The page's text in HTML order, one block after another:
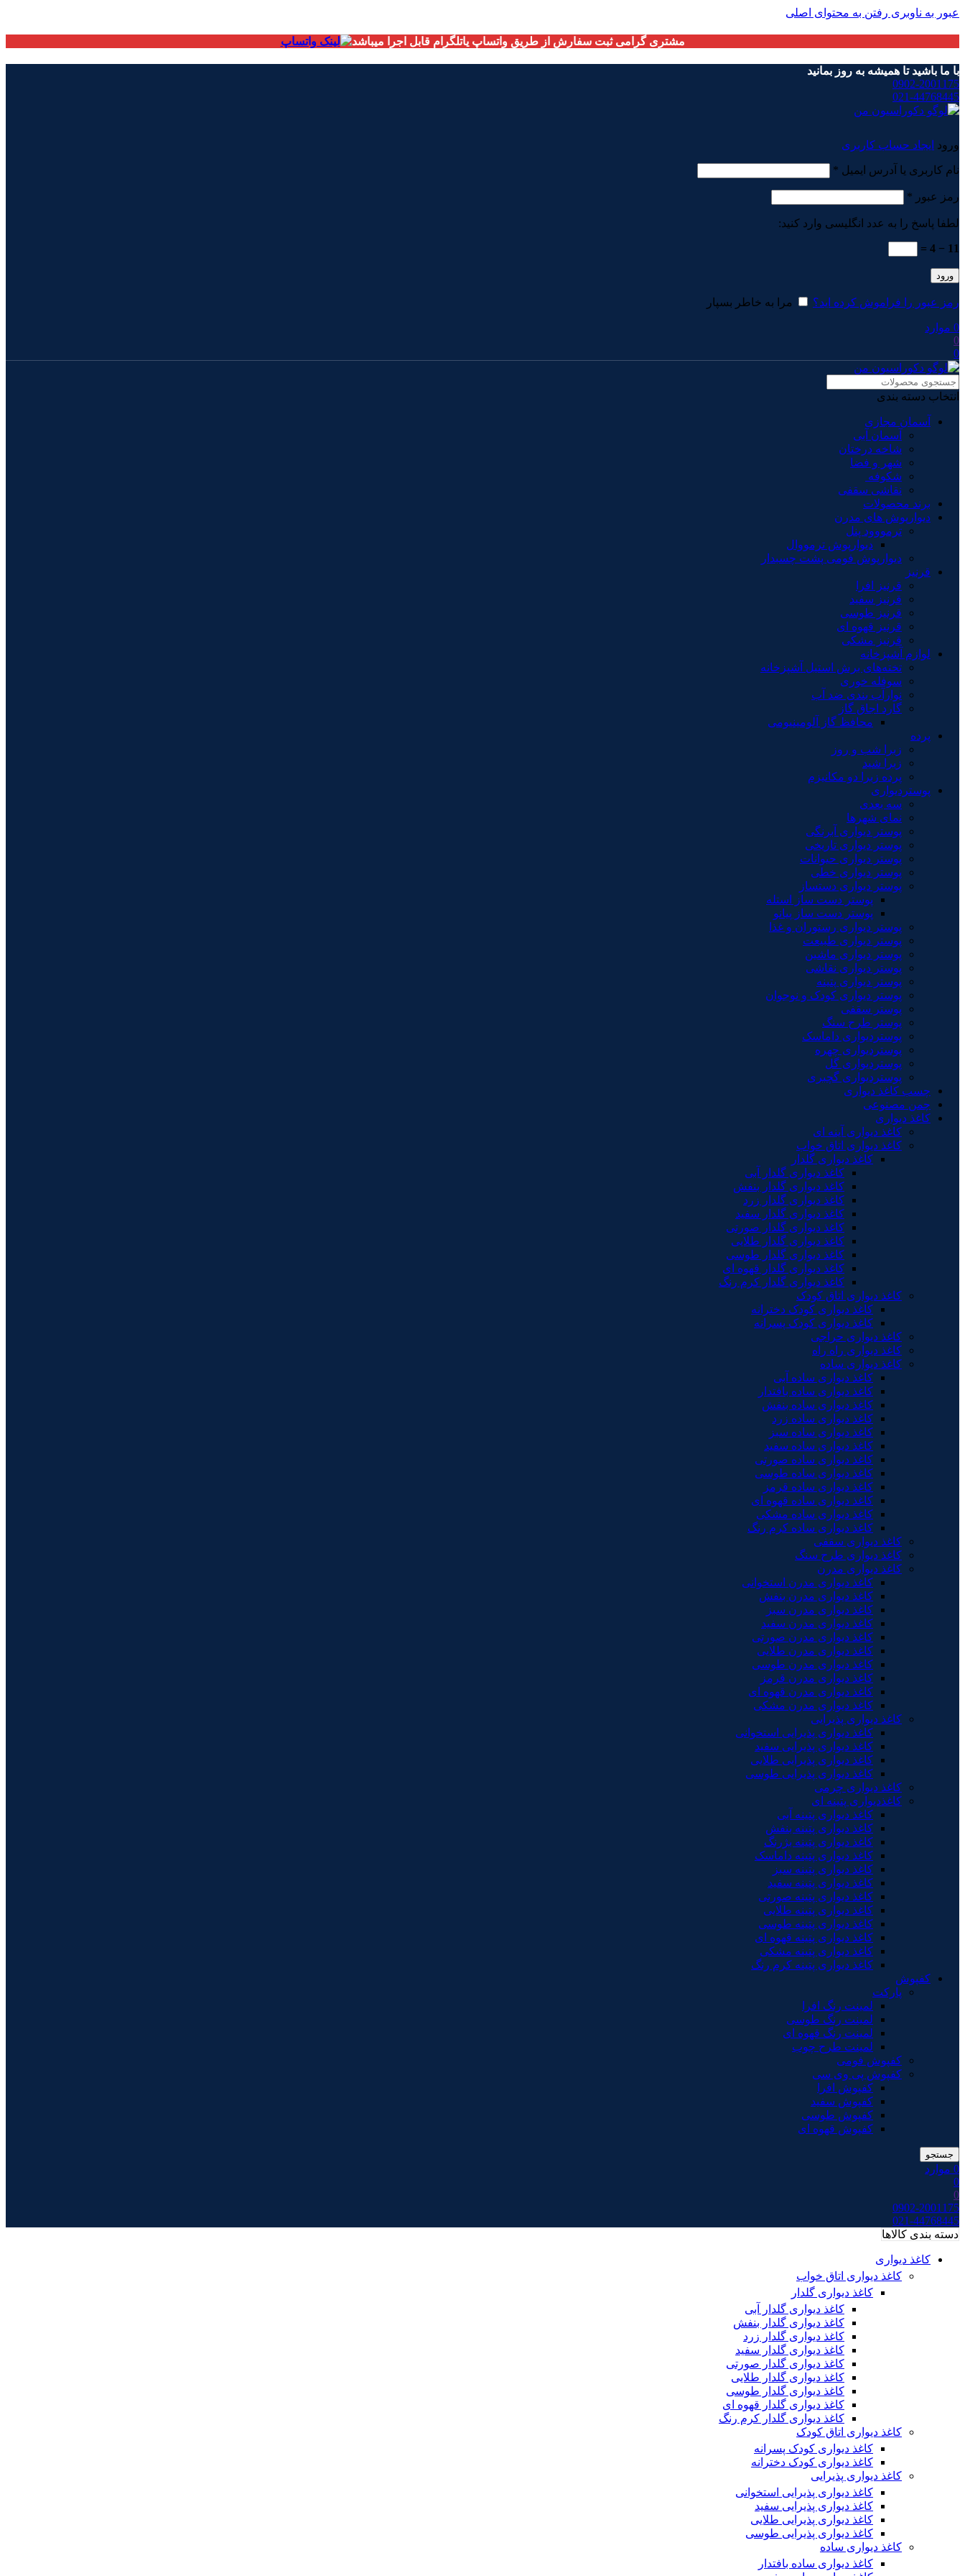
عبور به ناوبری رفتن به محتوای اصلی
مشتری گرامی ثبت سفارش از طریق واتساپ یاتلگرام قابل اجرا میباشد
با ما باشید تا همیشه به روز بمانید
0902-2001175
021-44768445
ورود ایجاد حساب کاربری
نام کاربری یا آدرس ایمیل *
رمز عبور *
لطفا پاسخ را به عدد انگلیسی وارد کنید:
11 − 4 =
ورود
رمز عبور را فراموش کرده اید؟ مرا به خاطر بسپار
0 موارد
0
0
انتخاب دسته بندی
آسمان مجازی
آسمان آبی
شاخه درختان
شهر و فضا
شکوفه
نقاشی سقفی
برند محصولات
دیوارپوش های مدرن
ترمووود پنل
دیوارپوش ترمووال
دیوارپوش فومی پشت چسبدار
قرنیز
قرنیز افرا
قرنیز سفید
قرنیز طوسی
قرنیز قهوه ای
قرنیز مشکی
لوازم آشپزخانه
تخته‌های برش استیل آشپزخانه
سوفله خوری
نوارآب بندی ضد آب
گارد اجاق گاز
محافظ گاز آلومینیومی
پرده
زبرا شب و روز
زبرا شید
پرده زبرا دو مکانیزم
پوستردیواری
سه بعدی
نمای شهرها
پوستر دیواری آبرنگی
پوستر دیواری تاریخی
پوستر دیواری حیوانات
پوستر دیواری خطی
پوستر دیواری دستساز
پوستر دست ساز استله
پوستر دست ساز پیانو
پوستر دیواری رستوران و غذا
پوستر دیواری طبیعت
پوستر دیواری ماشین
پوستر دیواری نقاشی
پوستر دیواری پتینه
پوستر دیواری کودک و نوجوان
پوستر سقفی
پوستر طرح سنگ
پوستردیواری داماسک
پوستردیواری چهره
پوستردیواری گل
پوستردیواری گچبری
چسب کاغذ دیواری
چمن مصنوعی
کاغذ دیواری
کاغذ دیواری آینه ای
کاغذ دیواری اتاق خواب
کاغذ دیواری گلدار
کاغذ دیواری گلدار آبی
کاغذ دیواری گلدار بنفش
کاغذ دیواری گلدار زرد
کاغذ دیواری گلدار سفید
کاغذ دیواری گلدار صورتی
کاغذ دیواری گلدار طلایی
کاغذ دیواری گلدار طوسی
کاغذ دیواری گلدار قهوه ای
کاغذ دیواری گلدار کرم رنگ
کاغذ دیواری اتاق کودک
کاغذ دیواری کودک دخترانه
کاغذ دیواری کودک پسرانه
کاغذ دیواری حراجی
کاغذ دیواری راه راه
کاغذ دیواری ساده
کاغذ دیواری ساده آبی
کاغذ دیواری ساده بافتدار
کاغذ دیواری ساده بنفش
کاغذ دیواری ساده زرد
کاغذ دیواری ساده سبز
کاغذ دیواری ساده سفید
کاغذ دیواری ساده صورتی
کاغذ دیواری ساده طوسی
کاغذ دیواری ساده قرمز
کاغذ دیواری ساده قهوه ای
کاغذ دیواری ساده مشکی
کاغذ دیواری ساده کرم رنگ
کاغذ دیواری سقفی
کاغذ دیواری طرح سنگ
کاغذ دیواری مدرن
کاغذ دیواری مدرن استخوانی
کاغذ دیواری مدرن بنفش
کاغذ دیواری مدرن سبز
کاغذ دیواری مدرن سفید
کاغذ دیواری مدرن صورتی
کاغذ دیواری مدرن طلایی
کاغذ دیواری مدرن طوسی
کاغذ دیواری مدرن قرمز
کاغذ دیواری مدرن قهوه ای
کاغذ دیواری مدرن مشکی
کاغذ دیواری پذیرایی
کاغذ دیواری پذیرایی استخوانی
کاغذ دیواری پذیرایی سفید
کاغذ دیواری پذیرایی طلایی
کاغذ دیواری پذیرایی طوسی
کاغذ دیواری چرمی
کاغذدیواری پتینه ای
کاغذ دیواری پتینه آبی
کاغذ دیواری پتینه بنفش
کاغذ دیواری پتینه بژرنگ
کاغذ دیواری پتینه داماسک
کاغذ دیواری پتینه سبز
کاغذ دیواری پتینه سفید
کاغذ دیواری پتینه صورتی
کاغذ دیواری پتینه طلایی
کاغذ دیواری پتینه طوسی
کاغذ دیواری پتینه قهوه ای
کاغذ دیواری پتینه مشکی
کاغذ دیواری پتینه کرم رنگ
کفپوش
پارکت
لمینت رنگ افرا
لمینت رنگ طوسی
لمینت رنگ قهوه ای
لمینت طرح چوب
کفپوش فومی
کفپوش پی وی سی
کفپوش افرا
کفپوش سفید
کفپوش طوسی
کفپوش قهوه ای
جستجو
0 موارد
0
0
0902-2001175
021-44768445
دسته بندی کالاها
کاغذ دیواری
کاغذ دیواری اتاق خواب
کاغذ دیواری گلدار
کاغذ دیواری گلدار آبی
کاغذ دیواری گلدار بنفش
کاغذ دیواری گلدار زرد
کاغذ دیواری گلدار سفید
کاغذ دیواری گلدار صورتی
کاغذ دیواری گلدار طلایی
کاغذ دیواری گلدار طوسی
کاغذ دیواری گلدار قهوه ای
کاغذ دیواری گلدار کرم رنگ
کاغذ دیواری اتاق کودک
کاغذ دیواری کودک پسرانه
کاغذ دیواری کودک دخترانه
کاغذ دیواری پذیرایی
کاغذ دیواری پذیرایی استخوانی
کاغذ دیواری پذیرایی سفید
کاغذ دیواری پذیرایی طلایی
کاغذ دیواری پذیرایی طوسی
کاغذ دیواری ساده
کاغذ دیواری ساده بافتدار